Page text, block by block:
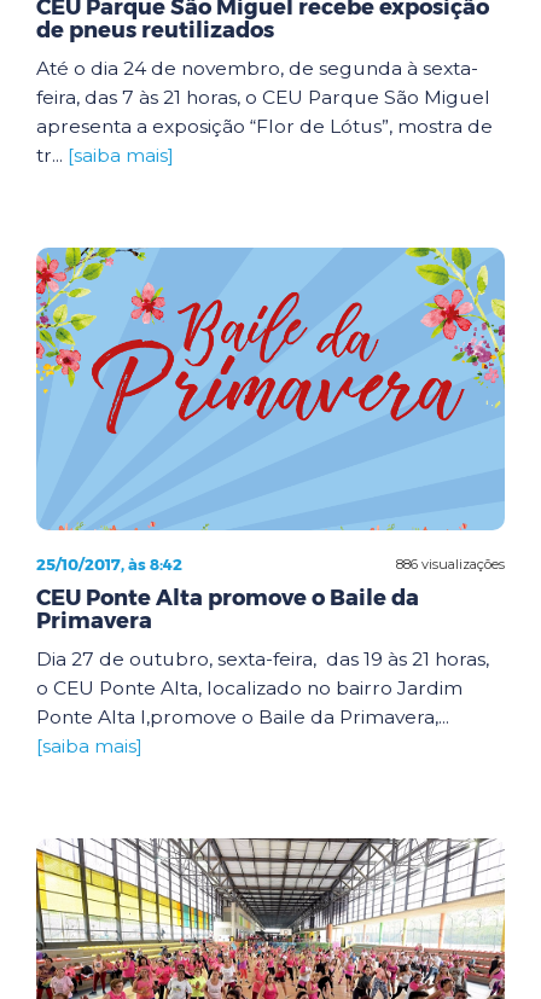
CEU Parque São Miguel recebe exposição
de pneus reutilizados
Até o dia 24 de novembro, de segunda à sexta-
feira, das 7 às 21 horas, o CEU Parque São Miguel
apresenta a exposição “Flor de Lótus”, mostra de
tr... [saiba mais]
886 visualizações
25/10/2017, às 8:42
CEU Ponte Alta promove o Baile da
Primavera
Dia 27 de outubro, sexta-feira, das 19 às 21 horas,
o CEU Ponte Alta, localizado no bairro Jardim
Ponte Alta I,promove o Baile da Primavera,...
[saiba mais]